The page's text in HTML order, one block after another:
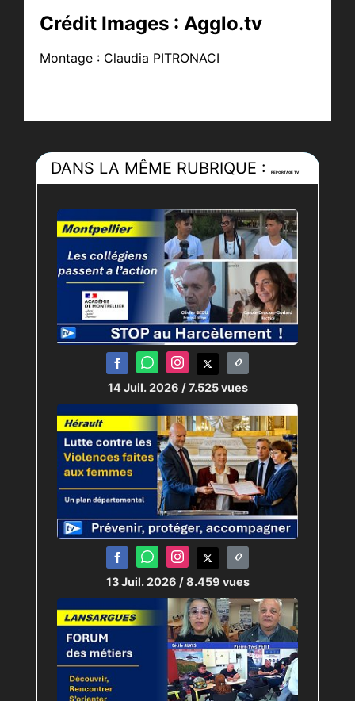
Crédit Images : Agglo.tv
Montage : Claudia PITRONACI
DANS LA MÊME RUBRIQUE :REPORTAGE TV
14 Juil. 2026 / 7.525 vues
13 Juil. 2026 / 8.459 vues